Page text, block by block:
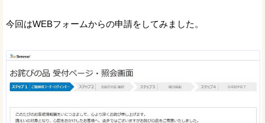
今回はWEBフォームからの申請をしてみました。